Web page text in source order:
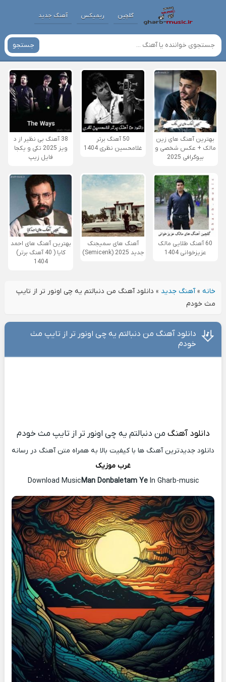
گلچین ریمیکس آهنگ جدید
جستجو
بهترین آهنگ های زین
مالک + عکس شخصی و
بیوگرافی 2025
50 آهنگ برتر
غلامحسین نظری 1404
38 آهنگ بی نظیر از د
ویز 2025 تکی و یکجا
فایل زیپ
60 آهنگ طلایی مالک
عزیزخوانی 1404
آهنگ های سمیجنک
جدید 2025 (Semicenk)
بهترین آهنگ های احمد
کایا ( 40 آهنگ برتر)
1404
خانه»آهنگ جدید » دانلود آهنگ من دنبالتم یه چی اونور تر از تایپ
مث خودم
دانلود آهنگ من دنبالتم یه چی اونور تر از تایپ مث
خودم
دانلود آهنگ من دنبالتم یه چی اونور تر از تایپ مث خودم
دانلود جدیدترین آهنگ ها با کیفیت بالا به همراه متن آهنگ در رسانه
غرب موزیک
Download MusicMan Donbaletam YeIn Gharb-music